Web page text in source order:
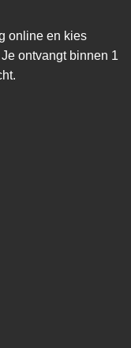
online en kies
ontvangt binnen 1